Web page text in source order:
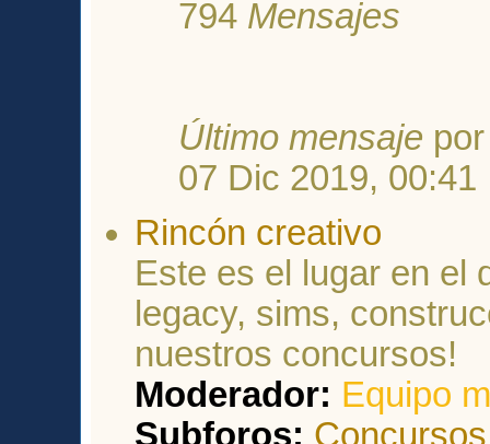
794 Mensajes
Último mensaje
07 Dic 2019, 00:41
Rincón creativo
Este es el lugar en el
legacy, sims,
nuestros concursos!
Moderador: Equipo
Subforos: Concursos